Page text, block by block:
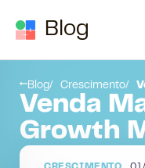
Blog
Blog Crescimento
Venda
Growth